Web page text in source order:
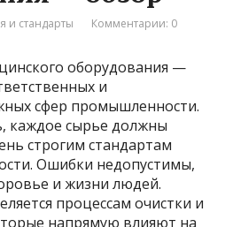
и стандарты Комментарии: 0
оборудования —
и
сфер промышленности.
каждое сырье должны
строгим стандартам
Ошибки недопустимы,
и жизни людей.
процессам очистки и
напрямую влияют на